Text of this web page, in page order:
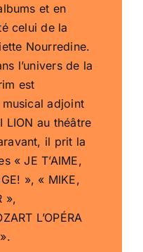
et en
celui de la
Nourredine.
l’univers de la
est
adjoint
LION au théâtre
il prit la
« JE T’AIME,
», « MIKE,
»,
L’OPÉRA